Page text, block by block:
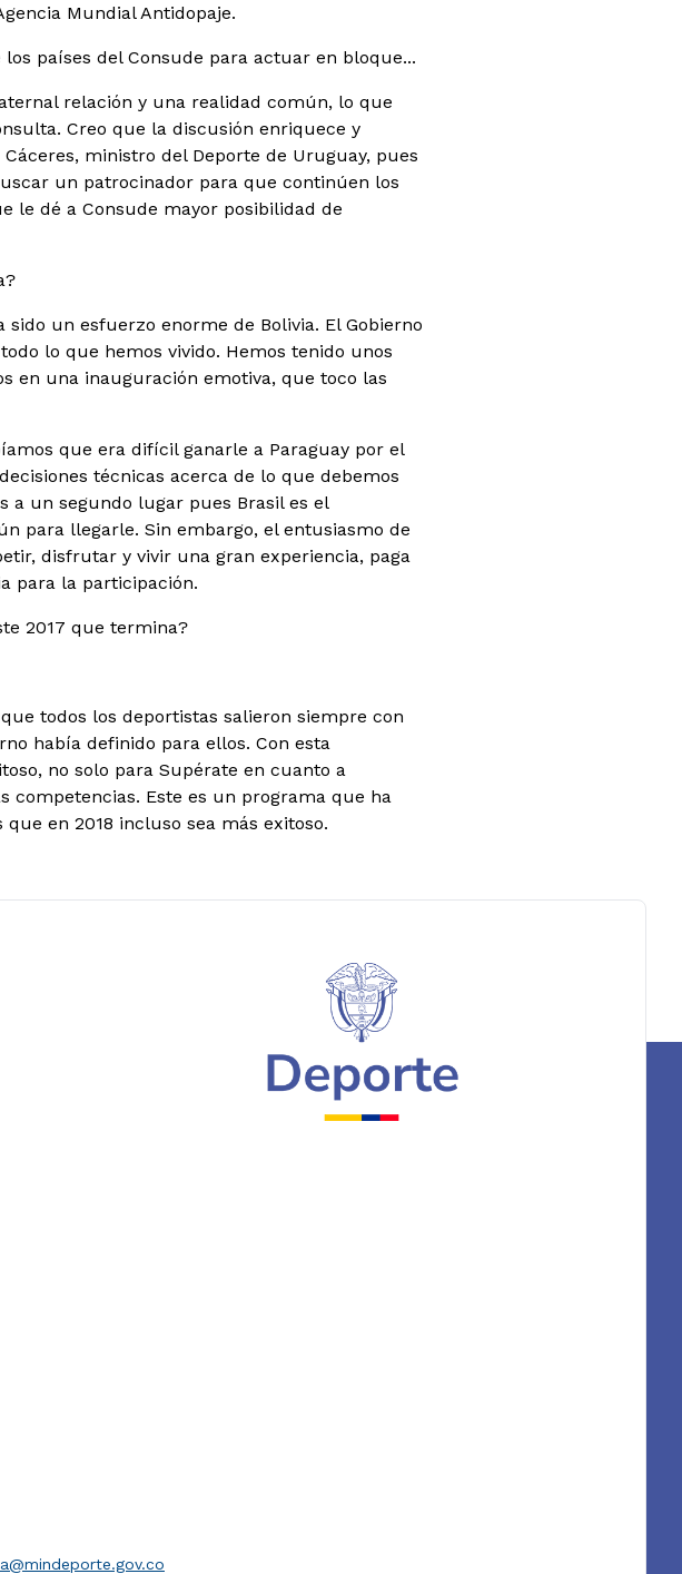
Mundial Antidopaje.
países del Consude para actuar en bloque...
relación y una realidad común, lo que
Creo que la discusión enriquece y
ministro del Deporte de Uruguay, pues
un patrocinador para que continúen los
le dé a Consude mayor posibilidad de
un esfuerzo enorme de Bolivia. El Gobierno
lo que hemos vivido. Hemos tenido unos
en una inauguración emotiva, que toco las
que era difícil ganarle a Paraguay por el
técnicas acerca de lo que debemos
a un segundo lugar pues Brasil es el
para llegarle. Sin embargo, el entusiasmo de
disfrutar y vivir una gran experiencia, paga
para la participación.
2017 que termina?
todos los deportistas salieron siempre con
había definido para ellos. Con esta
no solo para Supérate en cuanto a
competencias. Este es un programa que ha
en 2018 incluso sea más exitoso.